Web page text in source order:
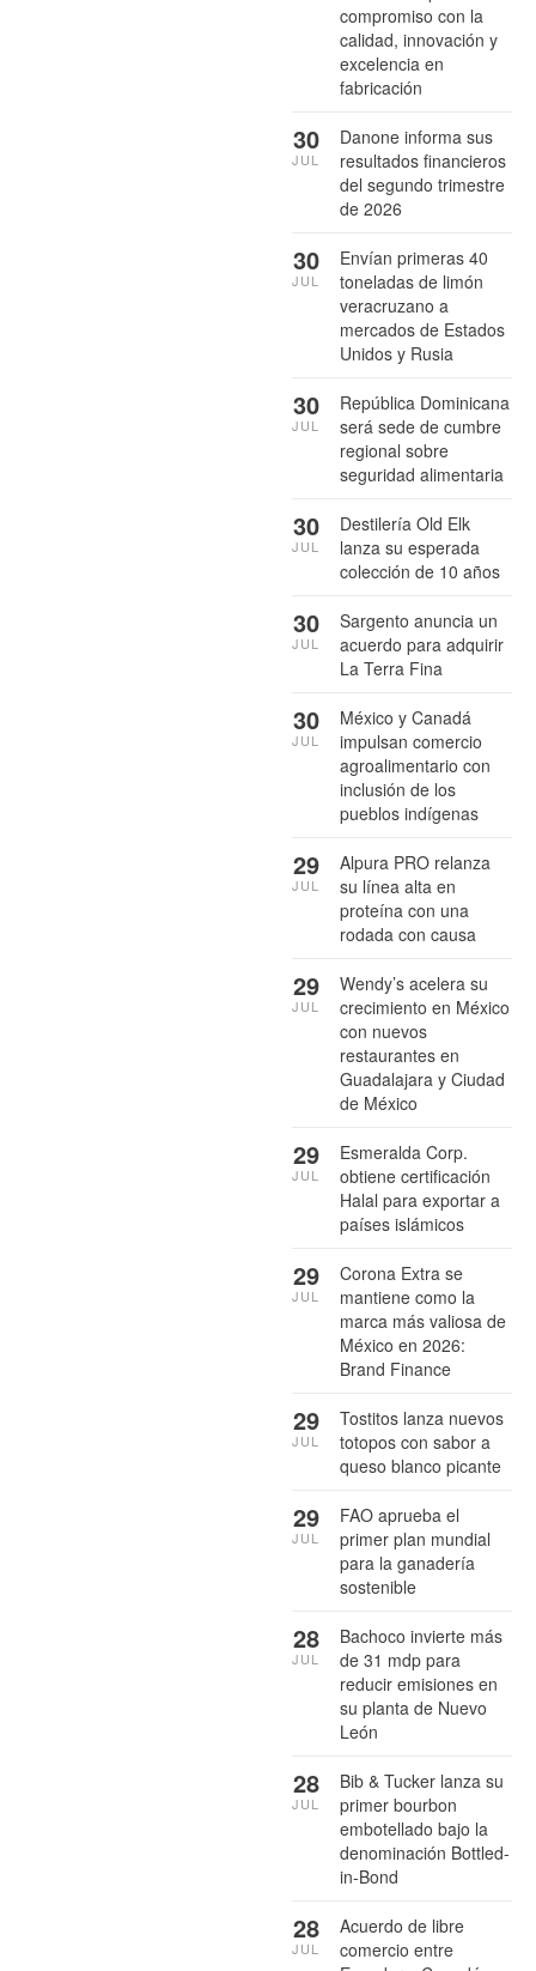
compromiso con la
calidad, innovación y
excelencia en
fabricación
Danone informa sus
resultados financieros
del segundo trimestre
de 2026
30
JUL
Envían primeras 40
toneladas de limón
veracruzano a
mercados de Estados
Unidos y Rusia
30
JUL
República Dominicana
será sede de cumbre
regional sobre
seguridad alimentaria
30
JUL
Destilería Old Elk
lanza su esperada
colección de 10 años
30
JUL
Sargento anuncia un
acuerdo para adquirir
La Terra Fina
30
JUL
México y Canadá
impulsan comercio
agroalimentario con
inclusión de los
pueblos indígenas
30
JUL
Alpura PRO relanza
su línea alta en
proteína con una
rodada con causa
29
JUL
Wendy’s acelera su
crecimiento en México
con nuevos
restaurantes en
Guadalajara y Ciudad
de México
29
JUL
Esmeralda Corp.
obtiene certificación
Halal para exportar a
países islámicos
29
JUL
Corona Extra se
mantiene como la
marca más valiosa de
México en 2026:
Brand Finance
29
JUL
Tostitos lanza nuevos
totopos con sabor a
queso blanco picante
29
JUL
FAO aprueba el
primer plan mundial
para la ganadería
sostenible
29
JUL
Bachoco invierte más
de 31 mdp para
reducir emisiones en
su planta de Nuevo
León
28
JUL
Bib & Tucker lanza su
primer bourbon
embotellado bajo la
denominación Bottled-
in-Bond
28
JUL
Acuerdo de libre
comercio entre
28
JUL